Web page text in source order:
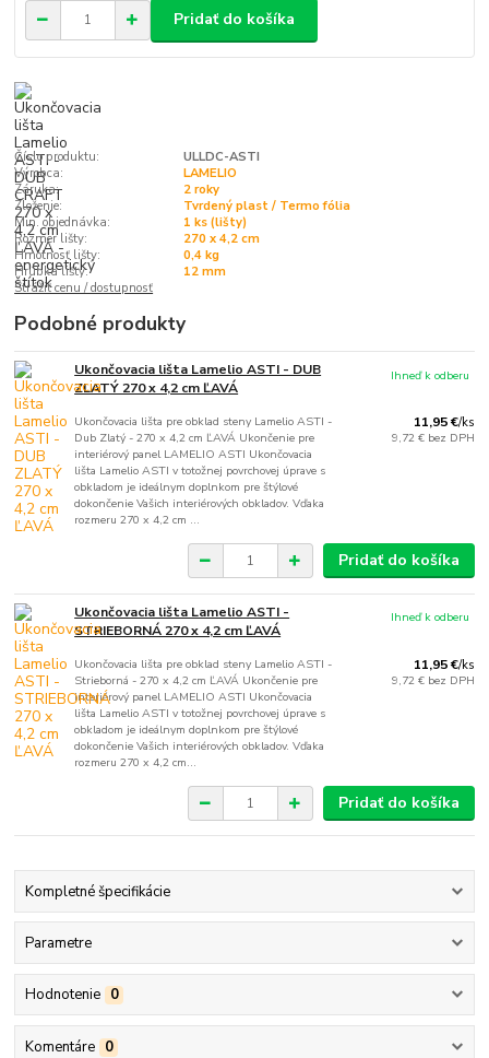
Pridať do košíka
Číslo produktu:
ULLDC-ASTI
Výrobca:
LAMELIO
Záruka:
2 roky
Zloženie:
Tvrdený plast / Termo fólia
Min. objednávka:
1 ks (lišty)
Rozmer lišty:
270 x 4,2 cm
Hmotnosť lišty:
0,4 kg
Hrúbka lišty:
12 mm
Strážiť cenu / dostupnosť
Podobné produkty
Ukončovacia lišta Lamelio ASTI - DUB
ZLATÝ 270 x 4,2 cm ĽAVÁ
Ukončovacia lišta pre obklad steny Lamelio ASTI -
Dub Zlatý - 270 x 4,2 cm ĽAVÁ Ukončenie pre
interiérový panel LAMELIO ASTI Ukončovacia
lišta Lamelio ASTI v totožnej povrchovej úprave s
obkladom je ideálnym doplnkom pre štýlové
dokončenie Vašich interiérových obkladov. Vďaka
rozmeru 270 x 4,2 cm ...
11,95 €/ks
9,72 € bez DPH
Ihneď k odberu
Pridať do košíka
Ukončovacia lišta Lamelio ASTI -
STRIEBORNÁ 270 x 4,2 cm ĽAVÁ
Ukončovacia lišta pre obklad steny Lamelio ASTI -
Strieborná - 270 x 4,2 cm ĽAVÁ Ukončenie pre
interiérový panel LAMELIO ASTI Ukončovacia
lišta Lamelio ASTI v totožnej povrchovej úprave s
obkladom je ideálnym doplnkom pre štýlové
dokončenie Vašich interiérových obkladov. Vďaka
rozmeru 270 x 4,2 cm...
11,95 €/ks
9,72 € bez DPH
Ihneď k odberu
Pridať do košíka
Kompletné špecifikácie
Parametre
Hodnotenie 0
Komentáre 0